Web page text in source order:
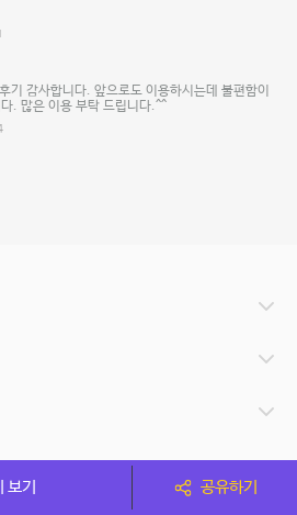
기 감사합니다. 앞으로도 이용하시는데 불편함이
. 많은 이용 부탁 드립니다.^^
보기 공유하기